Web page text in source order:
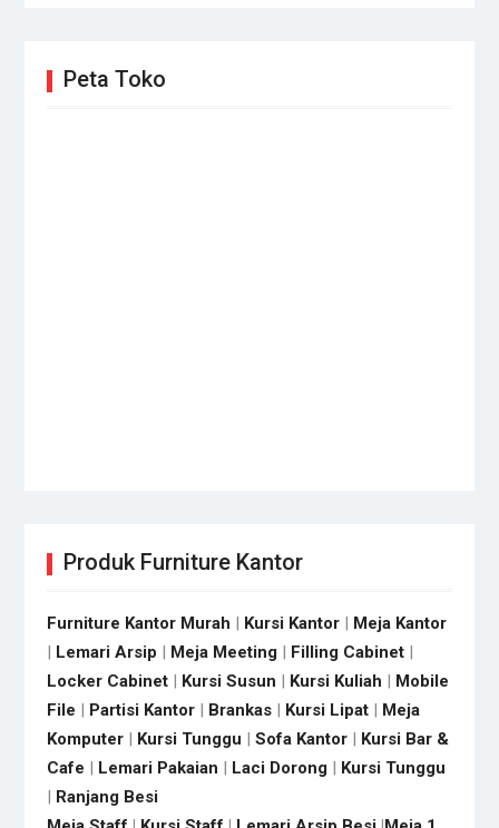
Peta Toko
Produk Furniture Kantor
Furniture Kantor Murah | Kursi Kantor| Meja Kantor
| Lemari Arsip | Meja Meeting| Filling Cabinet|
Locker Cabinet| Kursi Susun | Kursi Kuliah | Mobile
File | Partisi Kantor| Brankas| Kursi Lipat| Meja
Komputer| Kursi Tunggu | Sofa Kantor| Kursi Bar &
Cafe | Lemari Pakaian | Laci Dorong| Kursi Tunggu
| Ranjang Besi